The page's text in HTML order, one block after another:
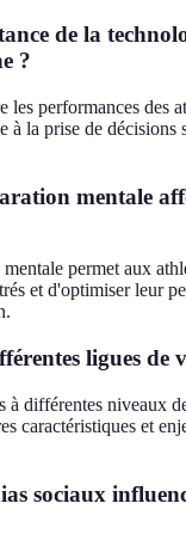
de la
?
les performances des
à la prise de décisions
mentale
permet aux
et d'optimiser leur
ligues de
à différentes niveaux
caractéristiques et
sociaux